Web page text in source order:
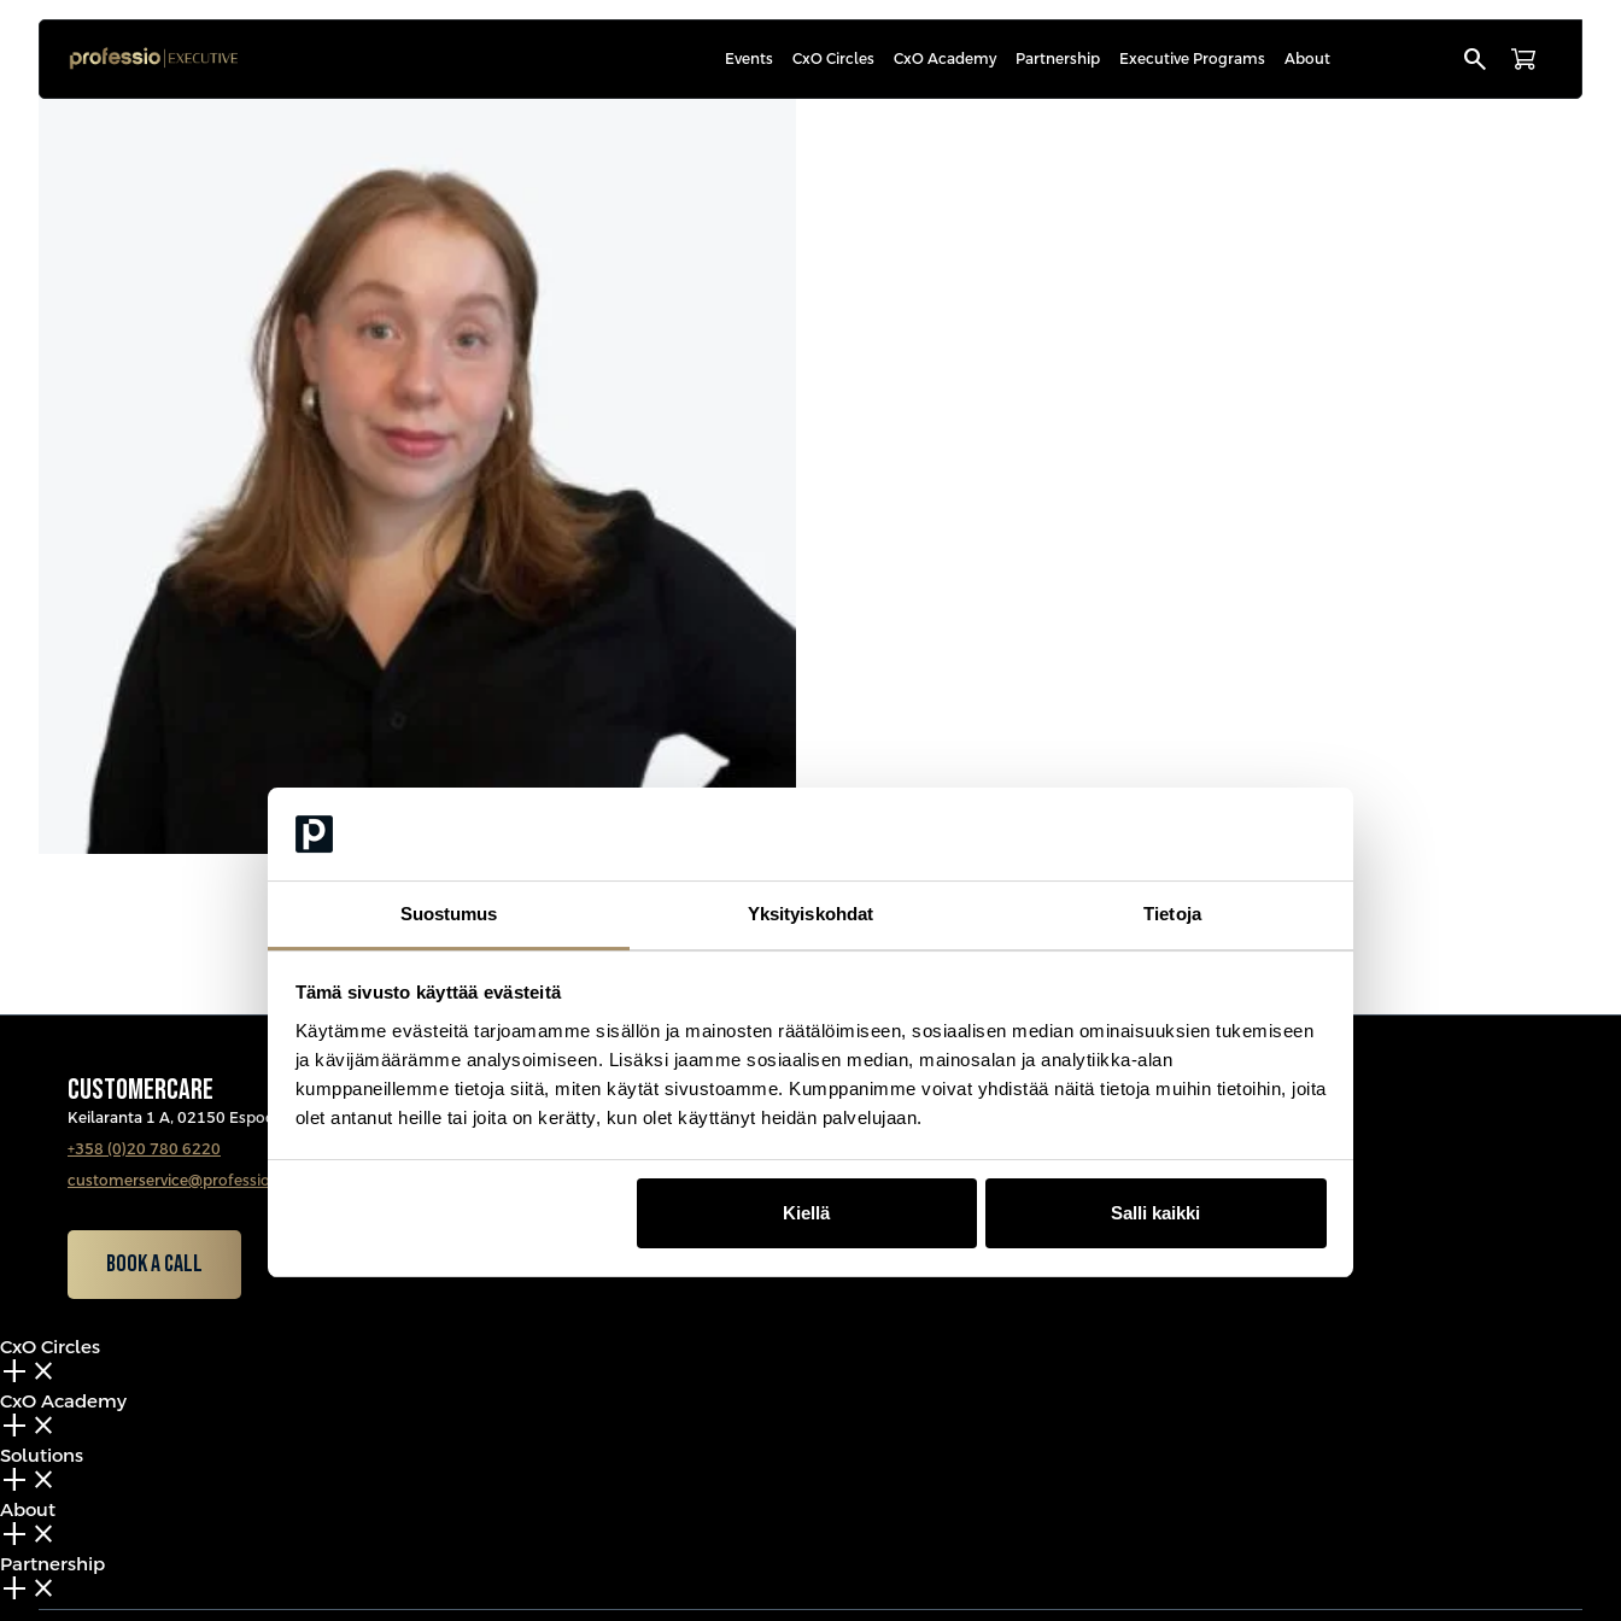
Suostumus Yksityiskohdat Tietoja
Tämä sivusto käyttää evästeitä
Käytämme evästeitä tarjoamamme sisällön ja mainosten räätälöimiseen, sosiaalisen median ominaisuuksien tukemiseen
ja kävijämäärämme analysoimiseen. Lisäksi jaamme sosiaalisen median, mainosalan ja analytiikka-alan
kumppaneillemme tietoja siitä, miten käytät sivustoamme. Kumppanimme voivat yhdistää näitä tietoja muihin tietoihin, joita
olet antanut heille tai joita on kerätty, kun olet käyttänyt heidän palvelujaan.
Kiellä Salli kaikki
Events CxO Circles CxO Academy Partnership Executive Programs About search
CUSTOMERCARE
Keilaranta 1 A, 02150 Espoo
+358 (0)20 780 6220
customerservice@professio.fi
Book a call
CxO Circles
add_2 close
CxO Academy
add_2 close
Solutions
add_2 close
About
add_2 close
Partnership
add_2 close